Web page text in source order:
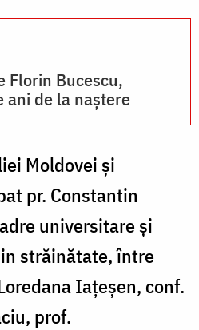
Florin Bucescu,
ani de la naștere
Moldovei și
pr. Constantin
universitare și
străinătate, între
Iațeșen, conf.
prof.